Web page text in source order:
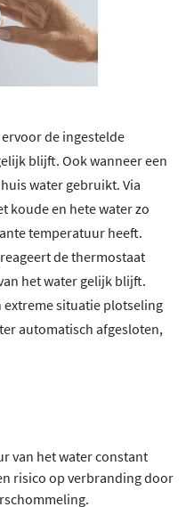
de ingestelde
blijft. Ook wanneer een
water gebruikt. Via
koude en hete water zo
temperatuur heeft.
de thermostaat
het water gelijk blijft.
extreme situatie plotseling
automatisch afgesloten,
van het water constant
risico op verbranding door